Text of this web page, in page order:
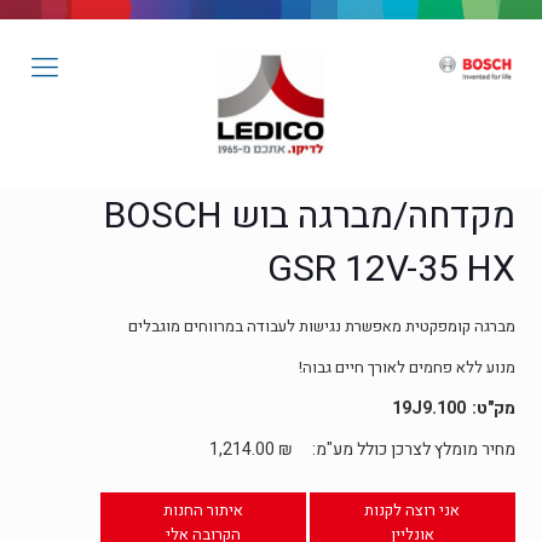
מקדחה/מברגה בוש BOSCH
GSR 12V-35 HX
מברגה קומפקטית מאפשרת נגישות לעבודה במרווחים מוגבלים
מנוע ללא פחמים לאורך חיים גבוה!
19J9.100
מחיר מומלץ לצרכן כולל מע"מ:
1,214.00 ₪
אני רוצה לקנות
אונליין
איתור החנות
הקרובה אלי